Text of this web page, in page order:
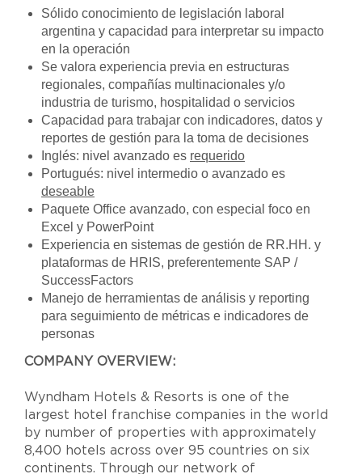
Sólido conocimiento de legislación laboral
argentina y capacidad para interpretar su impacto
en la operación
Se valora experiencia previa en estructuras
regionales, compañías multinacionales y/o
industria de turismo, hospitalidad o servicios
Capacidad para trabajar con indicadores, datos y
reportes de gestión para la toma de decisiones
Inglés: nivel avanzado es requerido
Portugués: nivel intermedio o avanzado es
deseable
Paquete Office avanzado, con especial foco en
Excel y PowerPoint
Experiencia en sistemas de gestión de RR.HH. y
plataformas de HRIS, preferentemente SAP /
SuccessFactors
Manejo de herramientas de análisis y reporting
para seguimiento de métricas e indicadores de
personas
COMPANY OVERVIEW:
Wyndham Hotels & Resorts is one of the
largest hotel franchise companies in the world
by number of properties with approximately
8,400 hotels across over 95 countries on six
continents. Through our network of